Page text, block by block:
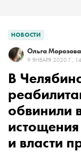
НОВОСТИ
Ольга Морозова
9 ЯНВАРЯ 2020 Г.,
В
обвинили
и власти